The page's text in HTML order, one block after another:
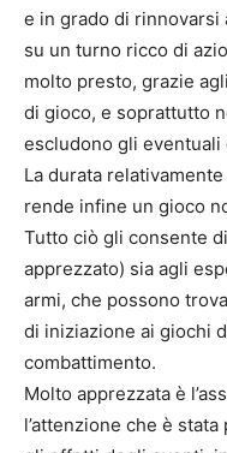
e in grado di rinnovarsi
su un turno ricco di
molto presto, grazie
di gioco, e soprattutto
escludono gli
La durata
rende infine un gioco
Tutto ciò gli consente
apprezzato) sia agli
armi, che possono
di iniziazione ai giochi
combattimento.
Molto apprezzata è
l’attenzione che è